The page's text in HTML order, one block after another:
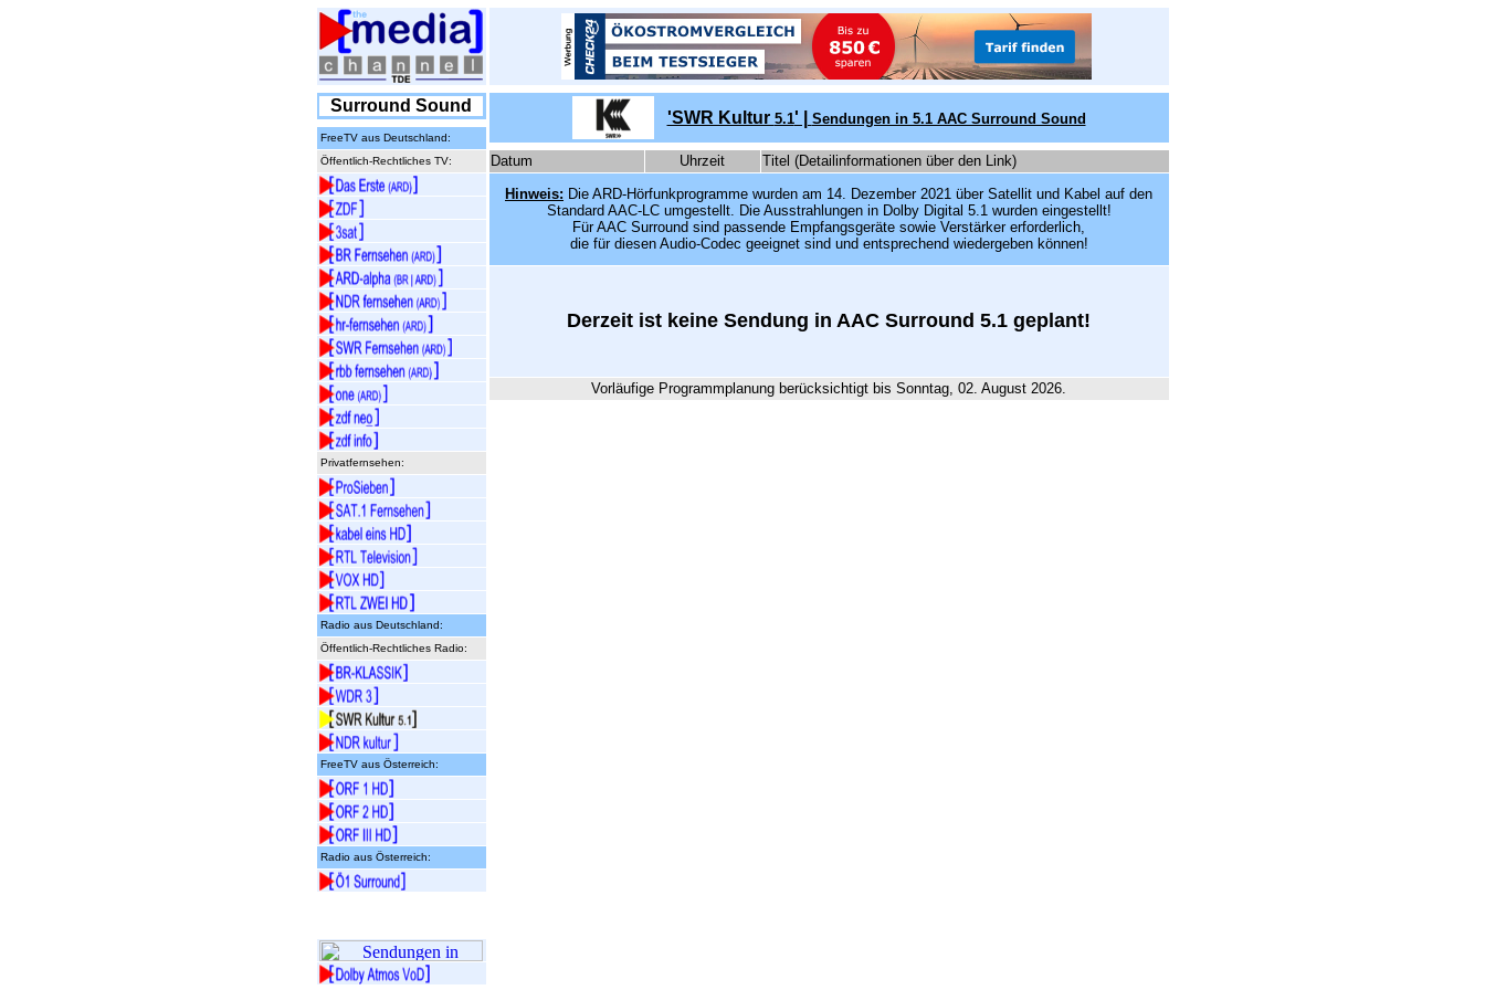
Surround Sound
FreeTV aus Deutschland:
Öffentlich-Rechtliches TV:
Privatfernsehen:
Radio aus Deutschland:
Öffentlich-Rechtliches Radio:
FreeTV aus Österreich:
Radio aus Österreich:
'SWR Kultur 5.1' | Sendungen in 5.1 AAC Surround Sound
Datum Uhrzeit
Titel (Detailinformationen über den Link)
Hinweis: Die ARD-Hörfunkprogramme wurden am 14. Dezember 2021 über Satellit und Kabel auf den
Standard AAC-LC umgestellt. Die Ausstrahlungen in Dolby Digital 5.1 wurden eingestellt!
Für AAC Surround sind passende Empfangsgeräte sowie Verstärker erforderlich,
die für diesen Audio-Codec geeignet sind und entsprechend wiedergeben können!
Derzeit ist keine Sendung in AAC Surround 5.1 geplant!
Vorläufige Programmplanung berücksichtigt bis Sonntag, 02. August 2026.